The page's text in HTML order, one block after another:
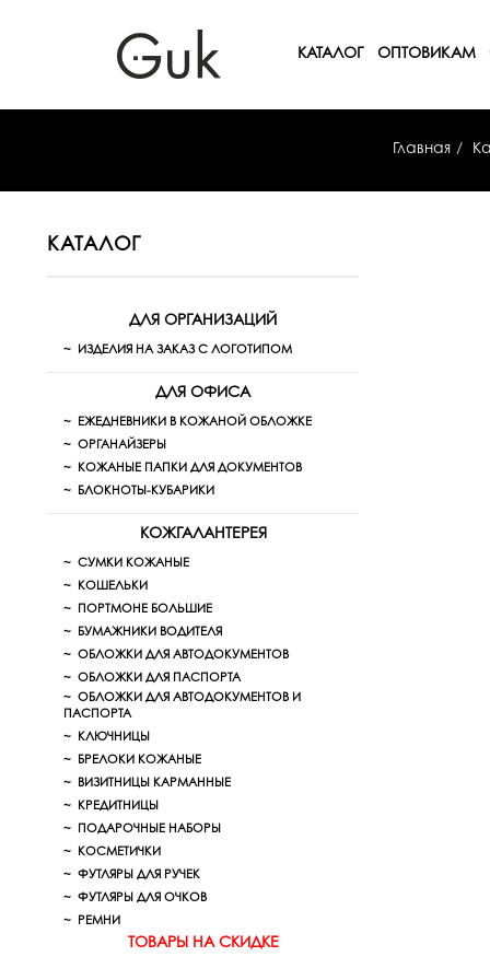
КАТАЛОГ ОПТОВИКАМ
Главная
КАТАЛОГ
ДЛЯ ОРГАНИЗАЦИЙ
ИЗДЕЛИЯ НА ЗАКАЗ С ЛОГОТИПОМ
ДЛЯ ОФИСА
ЕЖЕДНЕВНИКИ В КОЖАНОЙ ОБЛОЖКЕ
ОРГАНАЙЗЕРЫ
КОЖАНЫЕ ПАПКИ ДЛЯ ДОКУМЕНТОВ
БЛОКНОТЫ-КУБАРИКИ
КОЖГАЛАНТЕРЕЯ
СУМКИ КОЖАНЫЕ
КОШЕЛЬКИ
ПОРТМОНЕ БОЛЬШИЕ
БУМАЖНИКИ ВОДИТЕЛЯ
ОБЛОЖКИ ДЛЯ АВТОДОКУМЕНТОВ
ОБЛОЖКИ ДЛЯ ПАСПОРТА
ОБЛОЖКИ ДЛЯ АВТОДОКУМЕНТОВ И
ПАСПОРТА
КЛЮЧНИЦЫ
БРЕЛОКИ КОЖАНЫЕ
ВИЗИТНИЦЫ КАРМАННЫЕ
КРЕДИТНИЦЫ
ПОДАРОЧНЫЕ НАБОРЫ
КОСМЕТИЧКИ
ФУТЛЯРЫ ДЛЯ РУЧЕК
ФУТЛЯРЫ ДЛЯ ОЧКОВ
РЕМНИ
ТОВАРЫ НА СКИДКЕ